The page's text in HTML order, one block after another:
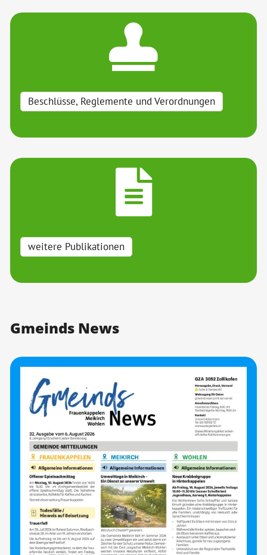
Beschlüsse, Reglemente und Verordnungen
weitere Publikationen
Gmeinds News